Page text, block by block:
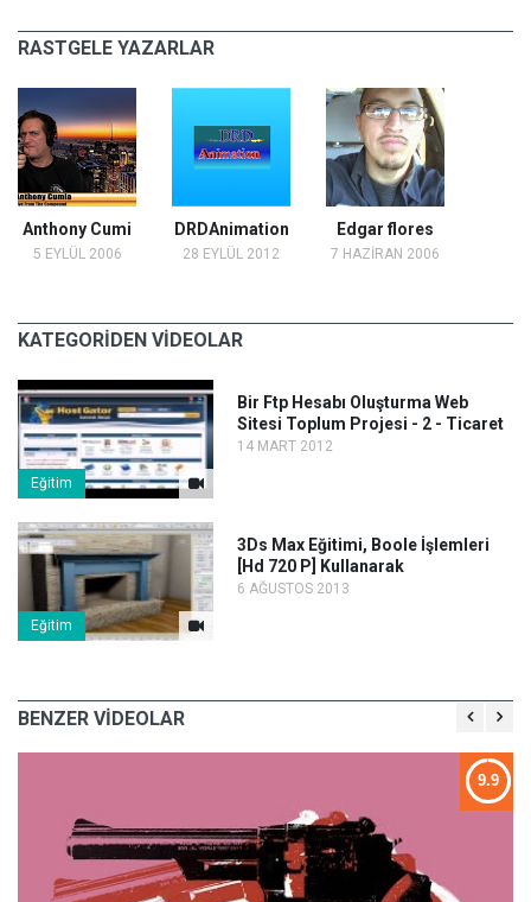
RASTGELE YAZARLAR
Anthony Cumi
5 EYLÜL 2006
DRDAnimation
28 EYLÜL 2012
Edgar flores
7 HAZİRAN 2006
KATEGORİDEN VİDEOLAR
Eğitim
Bir Ftp Hesabı Oluşturma Web
Sitesi Toplum Projesi - 2 - Ticaret
14 MART 2012
Eğitim
3Ds Max Eğitimi, Boole İşlemleri
[Hd 720 P] Kullanarak
6 AĞUSTOS 2013
BENZER VİDEOLAR
9.9